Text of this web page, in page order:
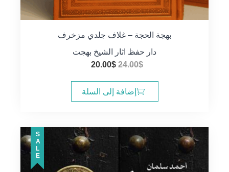
بهجة الحجة – غلاف جلدي مزخرف
دار حفظ اثار الشيخ بهجت
24.00$
السعر
هو:
24.00$.
20.00$
هو:
20.00$.
إضافة إلى السلة
SALE